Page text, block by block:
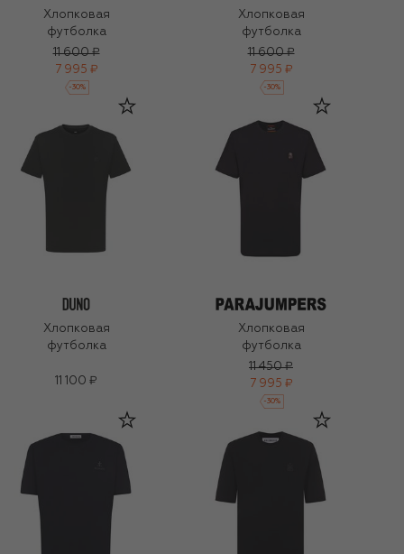
Хлопковая
футболка
11 600 ₽
7 995 ₽
-30%
Хлопковая
футболка
11 600 ₽
7 995 ₽
-30%
Хлопковая
футболка
11 100 ₽
Хлопковая
футболка
11 450 ₽
7 995 ₽
-30%